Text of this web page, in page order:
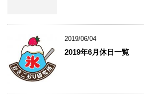
2019/06/04
2019年6月休日一覧